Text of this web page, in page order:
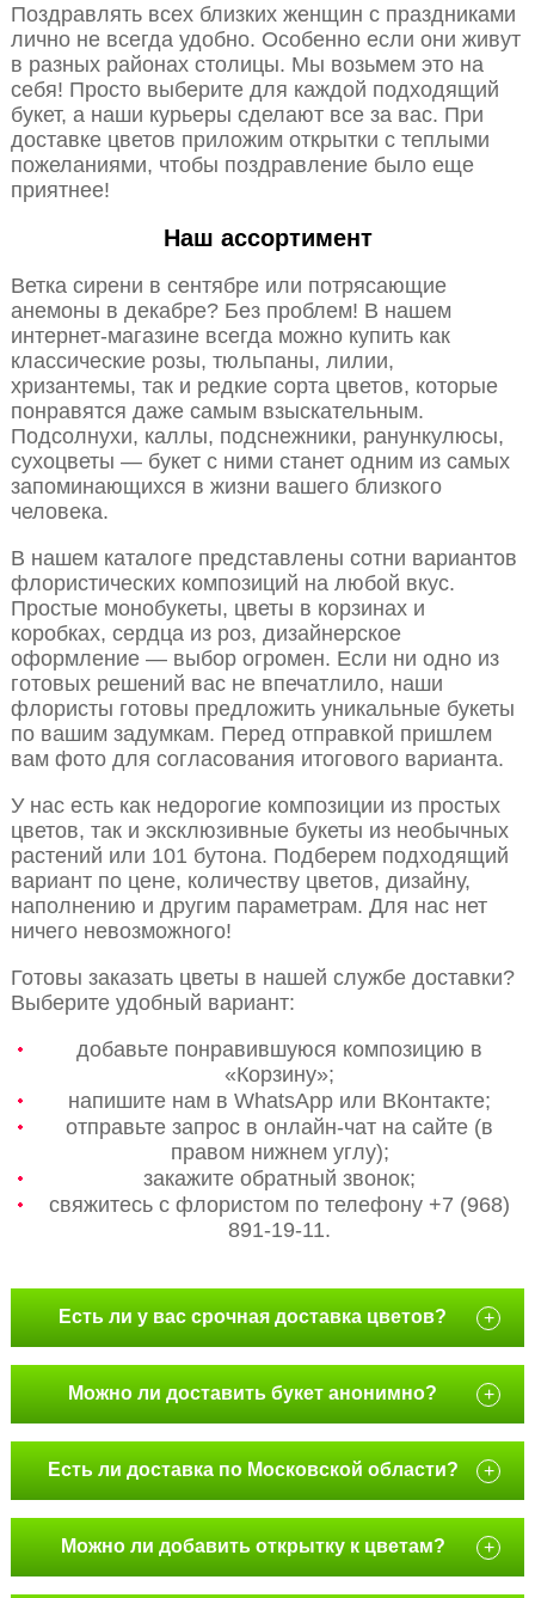
Поздравлять всех близких женщин с праздниками
лично не всегда удобно. Особенно если они живут
в разных районах столицы. Мы возьмем это на
себя! Просто выберите для каждой подходящий
букет, а наши курьеры сделают все за вас. При
доставке цветов приложим открытки с теплыми
пожеланиями, чтобы поздравление было еще
приятнее!
Наш ассортимент
Ветка сирени в сентябре или потрясающие
анемоны в декабре? Без проблем! В нашем
интернет-магазине всегда можно купить как
классические розы, тюльпаны, лилии,
хризантемы, так и редкие сорта цветов, которые
понравятся даже самым взыскательным.
Подсолнухи, каллы, подснежники, ранункулюсы,
сухоцветы — букет с ними станет одним из самых
запоминающихся в жизни вашего близкого
человека.
В нашем каталоге представлены сотни вариантов
флористических композиций на любой вкус.
Простые монобукеты, цветы в корзинах и
коробках, сердца из роз, дизайнерское
оформление — выбор огромен. Если ни одно из
готовых решений вас не впечатлило, наши
флористы готовы предложить уникальные букеты
по вашим задумкам. Перед отправкой пришлем
вам фото для согласования итогового варианта.
У нас есть как недорогие композиции из простых
цветов, так и эксклюзивные букеты из необычных
растений или 101 бутона. Подберем подходящий
вариант по цене, количеству цветов, дизайну,
наполнению и другим параметрам. Для нас нет
ничего невозможного!
Готовы заказать цветы в нашей службе доставки?
Выберите удобный вариант:
добавьте понравившуюся композицию в
«Корзину»;
напишите нам в WhatsApp или ВКонтакте;
отправьте запрос в онлайн-чат на сайте (в
правом нижнем углу);
закажите обратный звонок;
свяжитесь с флористом по телефону +7 (968)
891-19-11.
Есть ли у вас срочная доставка цветов? +
Можно ли доставить букет анонимно? +
Есть ли доставка по Московской области? +
Можно ли добавить открытку к цветам? +